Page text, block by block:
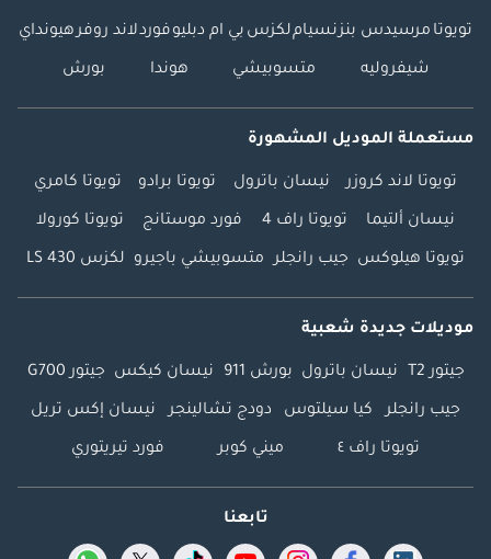
تويوتا مرسيدس بنزنسياملكزس بي ام دبليوفوردلاند روفرهيونداي
شيفروليه متسوبيشي هوندا بورش
مستعملة الموديل المشهورة
تويوتا لاند كروزر نيسان باترول تويوتا برادو تويوتا كامري
نيسان ألتيما تويوتا راف 4 فورد موستانج تويوتا كورولا
تويوتا هيلوكس جيب رانجلر متسوبيشي باجيرو لكزس LS 430
موديلات جديدة شعبية
جيتور T2 نيسان باترول بورش 911 نيسان كيكس جيتور G700
جيب رانجلر كيا سيلتوس دودج تشالينجر نيسان إكس تريل
تويوتا راف ٤ ميني كوبر فورد تيريتوري
تابعنا